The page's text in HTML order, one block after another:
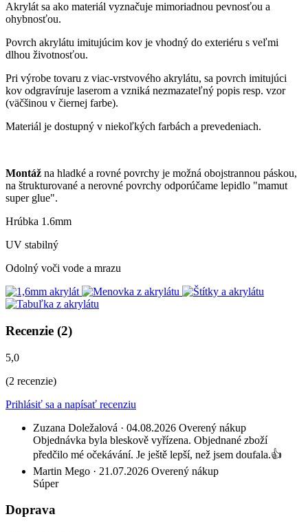
Akrylát sa ako materiál vyznačuje mimoriadnou pevnosťou a
ohybnosťou.
Povrch akrylátu imitujúcim kov je vhodný do exteriéru s veľmi
dlhou životnosťou.
Pri výrobe tovaru z viac-vrstvového akrylátu, sa povrch imitujúci
kov odgravíruje laserom a vzniká nezmazateľný popis resp. vzor
(väčšinou v čiernej farbe).
Materiál je dostupný v niekoľkých farbách a prevedeniach.
Montáž na hladké a rovné povrchy je možná obojstrannou páskou,
na štrukturované a nerovné povrchy odporúčame lepidlo "mamut
super glue".
Hrúbka 1.6mm
UV stabilný
Odolný voči vode a mrazu
Recenzie (2)
5,0
(2 recenzie)
Prihlásiť sa a napísať recenziu
Zuzana Doležalová · 04.08.2026 Overený nákup
Objednávka byla bleskově vyřízena. Objednané zboží
předčilo mé očekávání. Je ještě lepší, než jsem doufala.👍
Martin Mego · 21.07.2026 Overený nákup
Súper
Doprava